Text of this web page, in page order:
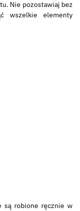
Nie pozostawiaj bez
wszelkie elementy
są robione ręcznie w